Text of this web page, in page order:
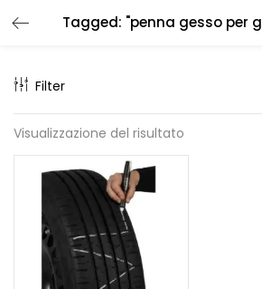
Filter
Visualizzazione del risultato
LOGIN
Enter your username and password to
Remember me